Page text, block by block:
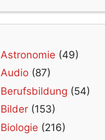
Astronomie (49)
Audio (87)
Berufsbildung (54)
Bilder (153)
Biologie (216)